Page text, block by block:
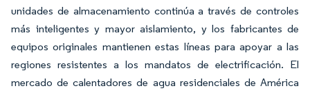
unidades de almacenamiento continúa a través de controles
más inteligentes y mayor aislamiento, y los fabricantes de
equipos originales mantienen estas líneas para apoyar a las
regiones resistentes a los mandatos de electrificación. El
mercado de calentadores de agua residenciales de América